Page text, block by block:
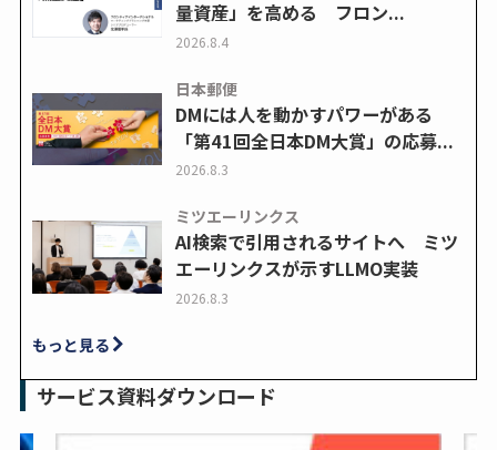
量資産」を高める フロン...
2026.8.4
日本郵便
DMには人を動かすパワーがある
「第41回全日本DM大賞」の応募...
2026.8.3
ミツエーリンクス
AI検索で引用されるサイトへ ミツ
エーリンクスが示すLLMO実装
2026.8.3
もっと見る
サービス資料ダウンロード